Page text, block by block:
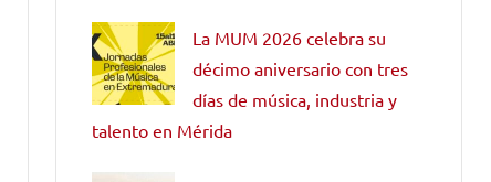
La MUM 2026 celebra su
décimo aniversario con tres
días de música, industria y
talento en Mérida